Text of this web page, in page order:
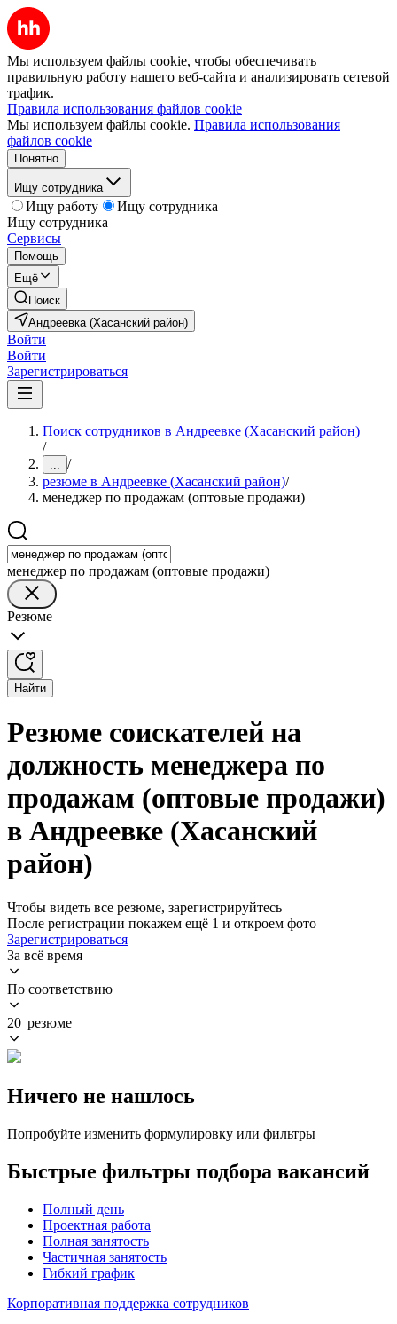
Мы используем файлы cookie, чтобы обеспечивать
правильную работу нашего веб-сайта и анализировать сетевой
трафик.
Правила использования файлов cookie
Мы используем файлы cookie. Правила использования
файлов cookie
Понятно
Ищу сотрудника
Ищу работу
Ищу сотрудника
Ищу сотрудника
Сервисы
Помощь
Ещё
Поиск
Андреевка (Хасанский район)
Войти
Войти
Зарегистрироваться
Поиск сотрудников в Андреевке (Хасанский район)
/
... /
резюме в Андреевке (Хасанский район)/
менеджер по продажам (оптовые продажи)
менеджер по продажам (оптовые продажи)
Резюме
Найти
Резюме соискателей на
должность менеджера по
продажам (оптовые продажи)
в Андреевке (Хасанский
район)
Чтобы видеть все резюме, зарегистрируйтесь
После регистрации покажем ещё 1 и откроем фото
Зарегистрироваться
За всё время
По соответствию
20 резюме
Ничего не нашлось
Попробуйте изменить формулировку или фильтры
Быстрые фильтры подбора вакансий
Полный день
Проектная работа
Полная занятость
Частичная занятость
Гибкий график
Корпоративная поддержка сотрудников